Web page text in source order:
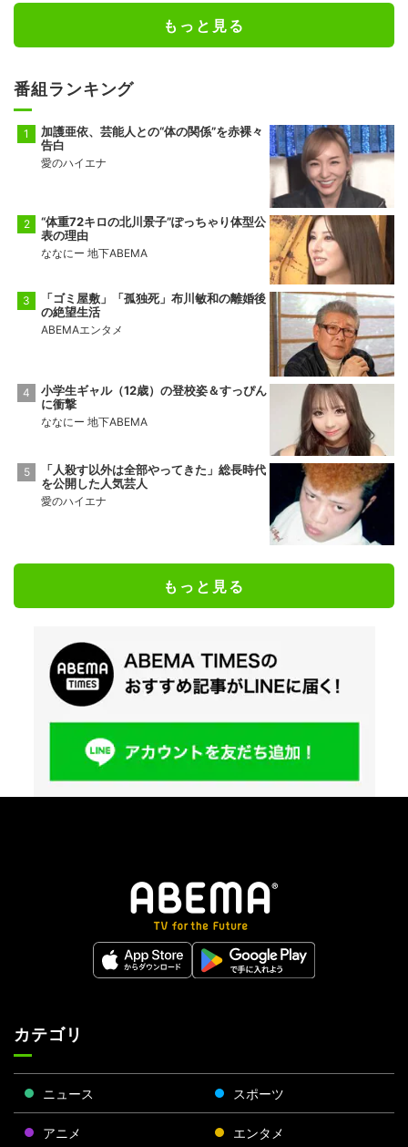
もっと見る
番組ランキング
加護亜依、芸能人との“体の関係”を赤裸々
告白
愛のハイエナ
“体重72キロの北川景子”ぽっちゃり体型公
表の理由
ななにー 地下ABEMA
「ゴミ屋敷」「孤独死」布川敏和の離婚後
の絶望生活
ABEMAエンタメ
小学生ギャル（12歳）の登校姿＆すっぴん
に衝撃
ななにー 地下ABEMA
「人殺す以外は全部やってきた」総長時代
を公開した人気芸人
愛のハイエナ
もっと見る
カテゴリ
ニュース スポーツ
アニメ エンタメ